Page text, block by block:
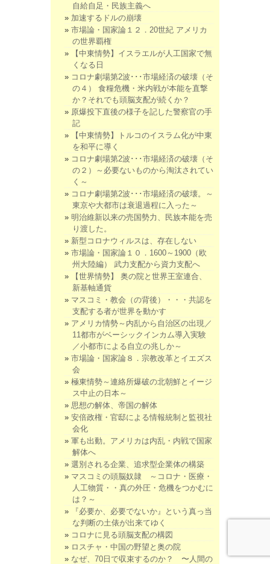
自給自足・民族主義へ
加速するドルの崩壊
市場論・国家論１２．20世紀 アメリカ
の世界覇権
【中東情勢】イスラエルが人工国家で無
くなる日
コロナ劇場第2波･･･市場経済の破壊（そ
の４） 食糧危機・米内戦が本能を直撃
か？それでも頭脳支配が続くか？
原爆投下直後の様子を記した警察官の手
記
【中東情勢】トルコのイスラム化が中東
を和平に導く
コロナ劇場第2波･･･市場経済の破壊（そ
の２）～必要ないものから淘汰されてい
く～
コロナ劇場第2波･･･市場経済の破壊。～
東京や大都市は衰退過程に入った～
明治維新以来の売国勢力、民族本能を売
り渡した。
新型コロナウィルスは、存在しない
市場論・国家論１０．1600～1900（欧
州大陸編） 武力支配から資力支配へ
【世界情勢】 奥の院と世界王室連合、
新基軸通貨
マスコミ・教会（の背後）・・・共認を
支配する者が世界を動かす
アメリカ情勢～内乱から自治区の出現／
11都市がベーシックインカム導入実験
／小都市による自立の兆しか～
市場論・国家論８．宗教改革とイエズス
会
極東情勢～連絡所爆破の北朝鮮とイージ
ス中止の日本～
思想の解体、帝国の解体
安倍政権・官邸による情報統制と監視社
会化
軍も出動。アメリカは内乱・内戦で国家
解体へ
選別される企業、追求型企業体の構築
マスコミの頭脳奴隷 ～コロナ・医療・
人工物質・・真の外圧・危機をつかむに
は？～
『必要か、必要でないか』という真っ当
な判断の土俵が出来てゆく
コロナに見る頭脳支配の構図
ロスチャ・中国の野望と奥の院
なぜ、70日で収束するのか？ 〜人間の